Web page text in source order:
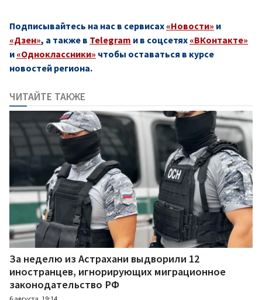
Подписывайтесь на нас в сервисах «Новости» и
«Дзен», а также в Telegram и в соцсетях «ВКонтакте»
и «Одноклассники» чтобы оставаться в курсе
новостей региона.
ЧИТАЙТЕ ТАКЖЕ
За неделю из Астрахани выдворили 12
иностранцев, игнорирующих миграционное
законодательство РФ